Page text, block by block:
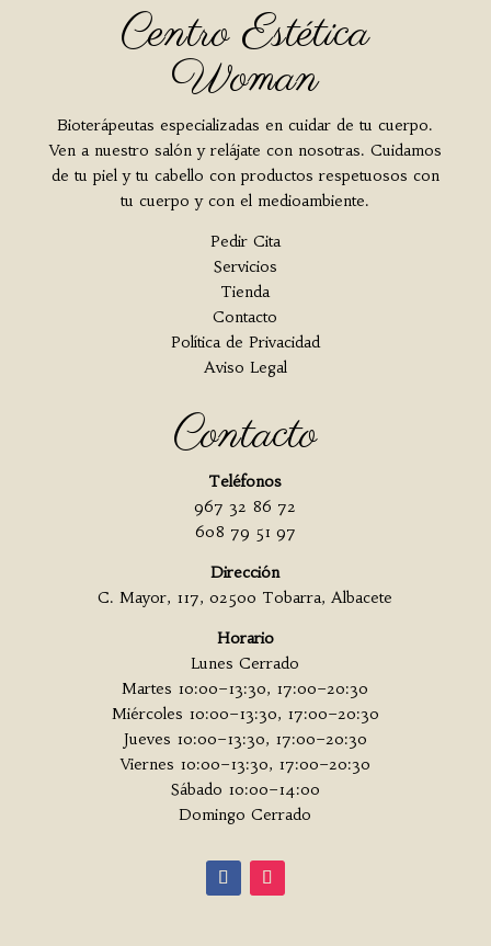
Centro Estética
Woman
Bioterápeutas especializadas en cuidar de tu cuerpo.
Ven a nuestro salón y relájate con nosotras. Cuidamos
de tu piel y tu cabello con productos respetuosos con
tu cuerpo y con el medioambiente.
Pedir Cita
Servicios
Tienda
Contacto
Política de Privacidad
Aviso Legal
Contacto
Teléfonos
967 32 86 72
608 79 51 97
Dirección
C. Mayor, 117, 02500 Tobarra, Albacete
Horario
Lunes Cerrado
Martes 10:00–13:30, 17:00–20:30
Miércoles 10:00–13:30, 17:00–20:30
Jueves 10:00–13:30, 17:00–20:30
Viernes 10:00–13:30, 17:00–20:30
Sábado 10:00–14:00
Domingo Cerrado